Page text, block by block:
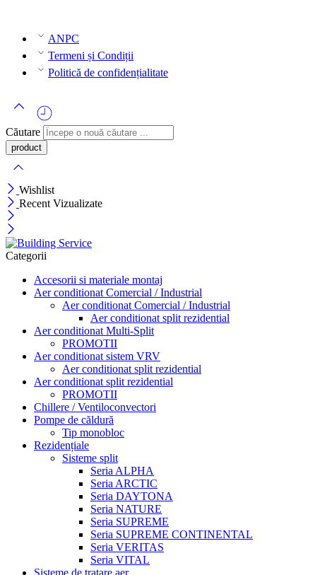
ANPC
Termeni și Condiții
Politică de confidențialitate
Căutare
Wishlist
Recent Vizualizate
Categorii
Accesorii si materiale montaj
Aer conditionat Comercial / Industrial
Aer conditionat Comercial / Industrial
Aer conditionat split rezidential
Aer conditionat Multi-Split
PROMOTII
Aer conditionat sistem VRV
Aer conditionat split rezidential
Aer conditionat split rezidential
PROMOTII
Chillere / Ventiloconvectori
Pompe de căldură
Tip monobloc
Rezidențiale
Sisteme split
Seria ALPHA
Seria ARCTIC
Seria DAYTONA
Seria NATURE
Seria SUPREME
Seria SUPREME CONTINENTAL
Seria VERITAS
Seria VITAL
Sisteme de tratare aer